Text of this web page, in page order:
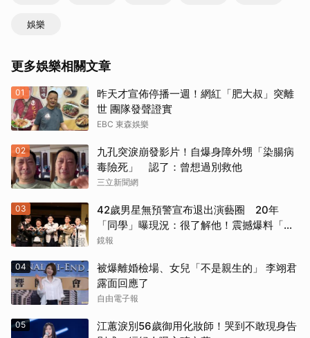
娛樂
更多娛樂相關文章
01
昨天才宣佈停播一週！網紅「肥大叔」突離
世 團隊發聲證實
EBC 東森娛樂
02
九孔突淚崩發影片！自爆身障外甥「染腸病
毒險死」 認了：曾想過別救他
三立新聞網
03
42歲男星無預警宣布退出演藝圈 20年
「同學」曝現況：很了解他！震撼爆料「恐
懼」這件事
鏡報
04
被爆離婚檢場、女兒「不是親生的」 李翊君
露面回應了
自由電子報
05
江蕙淚別56歲御用化妝師！哭到不敢現身告